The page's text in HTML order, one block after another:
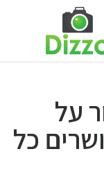
על
כל